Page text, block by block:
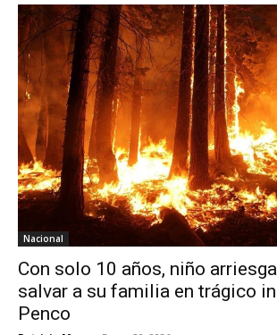
Nacional
Con solo 10 años, niño
salvar a su familia en trágico
Penco